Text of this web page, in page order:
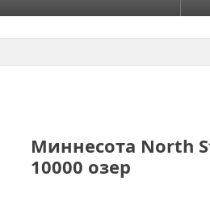
Миннесота North
10000 озер